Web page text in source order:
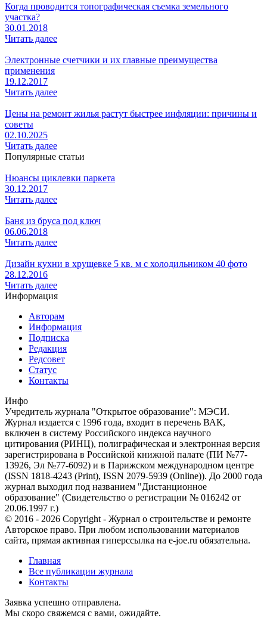
Когда проводится топографическая съемка земельного
участка?
30.01.2018
Читать далее
Электронные счетчики и их главные преимущества
применения
19.12.2017
Читать далее
Цены на ремонт жилья растут быстрее инфляции: причины и
советы
02.10.2025
Читать далее
Популярные статьи
Нюансы циклевки паркета
30.12.2017
Читать далее
Баня из бруса под ключ
06.06.2018
Читать далее
Дизайн кухни в хрущевке 5 кв. м с холодильником 40 фото
28.12.2016
Читать далее
Информация
Авторам
Информация
Подписка
Редакция
Редсовет
Статус
Контакты
Инфо
Учредитель журнала "Открытое образование": МЭСИ.
Журнал издается с 1996 года, входит в перечень ВАК,
включен в систему Российского индекса научного
цитирования (РИНЦ), полиграфическая и электронная версия
зарегистрирована в Российской книжной палате (ПИ №77-
13926, Эл №77-6092) и в Парижском международном центре
(ISSN 1818-4243 (Print), ISSN 2079-5939 (Online)). До 2000 года
журнал выходил под названием "Дистанционное
образование" (Свидетельство о регистрации № 016242 от
20.06.1997 г.)
© 2016 - 2026 Copyright - Журнал о строительстве и ремонте
Авторское право. При любом использовании материалов
сайта, прямая активная гиперссылка на e-joe.ru обязательна.
Главная
Все публикации журнала
Контакты
Заявка успешно отправлена.
Мы скоро свяжемся с вами, ожидайте.